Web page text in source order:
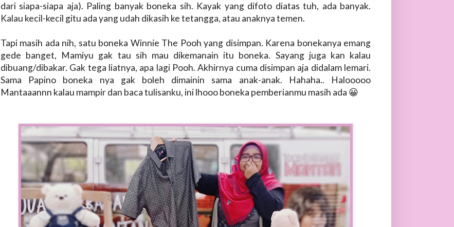
dari siapa-siapa aja). Paling banyak boneka sih. Kayak yang difoto diatas tuh, ada banyak.
Kalau kecil-kecil gitu ada yang udah dikasih ke tetangga, atau anaknya temen.
Tapi masih ada nih, satu boneka Winnie The Pooh yang disimpan. Karena bonekanya emang
gede banget, Mamiyu gak tau sih mau dikemanain itu boneka. Sayang juga kan kalau
dibuang/dibakar. Gak tega liatnya, apa lagi Pooh. Akhirnya cuma disimpan aja didalam lemari.
Sama Papino boneka nya gak boleh dimainin sama anak-anak. Hahaha.. Halooooo
Mantaaannn kalau mampir dan baca tulisanku, ini lhooo boneka pemberianmu masih ada 😀